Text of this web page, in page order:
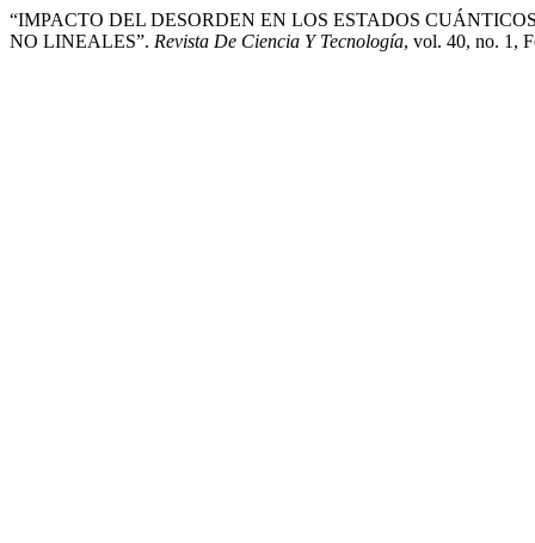
“IMPACTO DEL DESORDEN EN LOS ESTADOS
NO LINEALES”. Revista De Ciencia Y Tecnología, vol. 40, no. 1,